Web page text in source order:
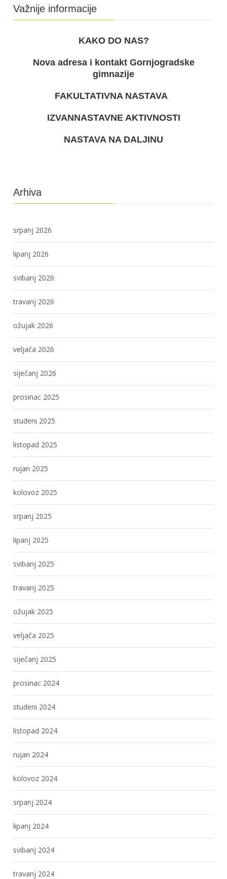
Važnije informacije
KAKO DO NAS?
Nova adresa i kontakt Gornjogradske
gimnazije
FAKULTATIVNA NASTAVA
IZVANNASTAVNE AKTIVNOSTI
NASTAVA NA DALJINU
Arhiva
srpanj 2026
lipanj 2026
svibanj 2026
travanj 2026
ožujak 2026
veljača 2026
siječanj 2026
prosinac 2025
studeni 2025
listopad 2025
rujan 2025
kolovoz 2025
srpanj 2025
lipanj 2025
svibanj 2025
travanj 2025
ožujak 2025
veljača 2025
siječanj 2025
prosinac 2024
studeni 2024
listopad 2024
rujan 2024
kolovoz 2024
srpanj 2024
lipanj 2024
svibanj 2024
travanj 2024